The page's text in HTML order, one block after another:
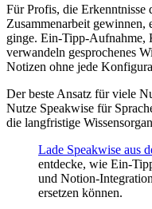
Für Profis, die Erkenntnisse
Zusammenarbeit gewinnen,
ginge. Ein-Tipp-
verwandeln gesprochenes
Notizen ohne jede
Der beste Ansatz für viele
Nutze Speakwise für
die langfristige
Lade Speakwise aus
entdecke, wie Ein-
und Notion-
ersetzen können.